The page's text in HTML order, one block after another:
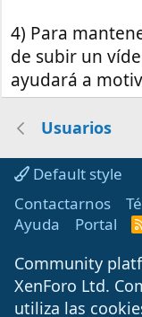
4) Para
de subir un
ayudará a
Usuarios
Default style
Contactarnos
Ayuda
Portal
Community
XenForo Ltd.
utiliza las